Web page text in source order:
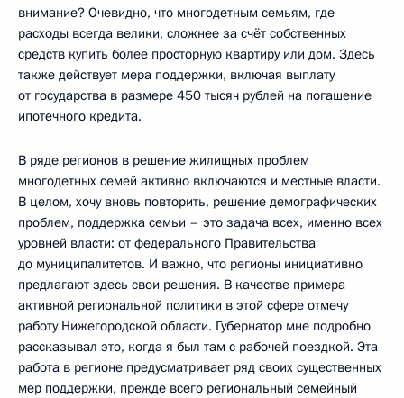
внимание? Очевидно, что многодетным семьям, где
расходы всегда велики, сложнее за счёт собственных
средств купить более просторную квартиру или дом. Здесь
также действует мера поддержки, включая выплату
от государства в размере 450 тысяч рублей на погашение
ипотечного кредита.
В ряде регионов в решение жилищных проблем
многодетных семей активно включаются и местные власти.
В целом, хочу вновь повторить, решение демографических
проблем, поддержка семьи – это задача всех, именно всех
уровней власти: от федерального Правительства
до муниципалитетов. И важно, что регионы инициативно
предлагают здесь свои решения. В качестве примера
активной региональной политики в этой сфере отмечу
работу Нижегородской области. Губернатор мне подробно
рассказывал это, когда я был там с рабочей поездкой. Эта
работа в регионе предусматривает ряд своих существенных
мер поддержки, прежде всего региональный семейный